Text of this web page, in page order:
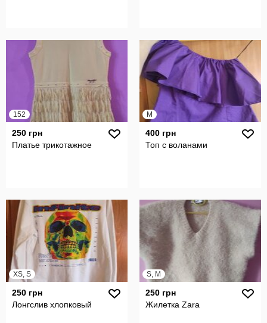
152
250 грн
Платье трикотажное
M
400 грн
Топ с воланами
XS, S
250 грн
Лонгслив хлопковый
S, M
250 грн
Жилетка Zara